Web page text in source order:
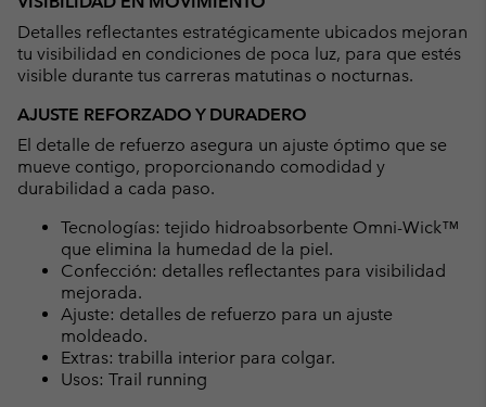
Detalles reflectantes estratégicamente ubicados mejoran
tu visibilidad en condiciones de poca luz, para que estés
visible durante tus carreras matutinas o nocturnas.
AJUSTE REFORZADO Y DURADERO
El detalle de refuerzo asegura un ajuste óptimo que se
mueve contigo, proporcionando comodidad y
durabilidad a cada paso.
Tecnologías: tejido hidroabsorbente Omni-Wick™
que elimina la humedad de la piel.
Confección: detalles reflectantes para visibilidad
mejorada.
Ajuste: detalles de refuerzo para un ajuste
moldeado.
Extras: trabilla interior para colgar.
Usos: Trail running